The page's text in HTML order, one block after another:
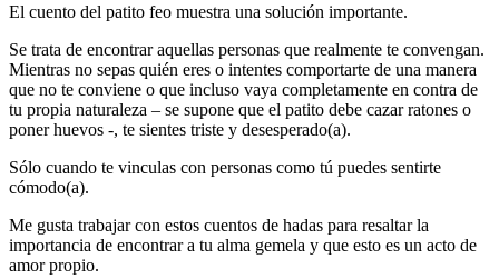
El cuento del patito feo muestra una solución importante.
Se trata de encontrar aquellas personas que realmente te convengan.
Mientras no sepas quién eres o intentes comportarte de una manera
que no te conviene o que incluso vaya completamente en contra de
tu propia naturaleza – se supone que el patito debe cazar ratones o
poner huevos -, te sientes triste y desesperado(a).
Sólo cuando te vinculas con personas como tú puedes sentirte
cómodo(a).
Me gusta trabajar con estos cuentos de hadas para resaltar la
importancia de encontrar a tu alma gemela y que esto es un acto de
amor propio.